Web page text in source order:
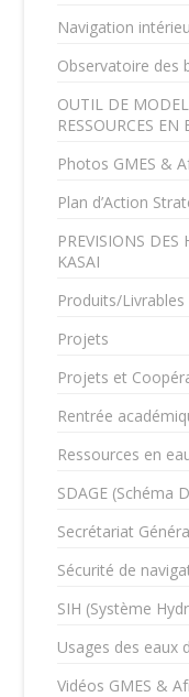
Navigation
Observatoire des
OUTIL DE
RESSOURCES
Photos GMES &
Plan d’Action
PREVISIONS DES
KASAI
Produits/Livrables
Projets
Projets et
Rentrée
Ressources en
SDAGE (Schéma
Secrétariat
Sécurité de
SIH (Système
Usages des eaux
Vidéos GMES &